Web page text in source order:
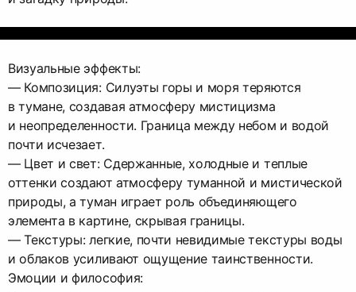
Визуальные эффекты:
— Композиция: Силуэты горы и моря теряются
в тумане, создавая атмосферу мистицизма
и неопределенности. Граница между небом и водой
почти исчезает.
— Цвет и свет: Сдержанные, холодные и теплые
оттенки создают атмосферу туманной и мистической
природы, а туман играет роль объединяющего
элемента в картине, скрывая границы.
— Текстуры: легкие, почти невидимые текстуры воды
и облаков усиливают ощущение таинственности.
Эмоции и философия: